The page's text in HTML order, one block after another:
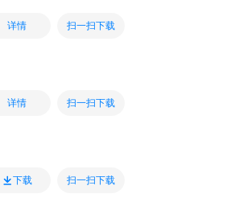
详情 扫一扫下载
详情 扫一扫下载
下载 扫一扫下载